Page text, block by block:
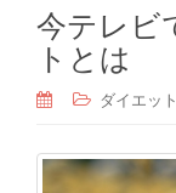
今テレビ
トとは
ダイエット